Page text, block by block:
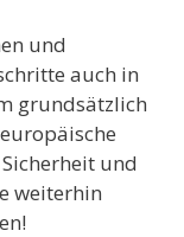
und
auch in
grundsätzlich
und
weiterhin